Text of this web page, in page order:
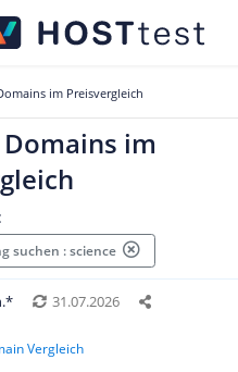
im Preisvergleich
im
suchen : science
31.07.2026
Vergleich